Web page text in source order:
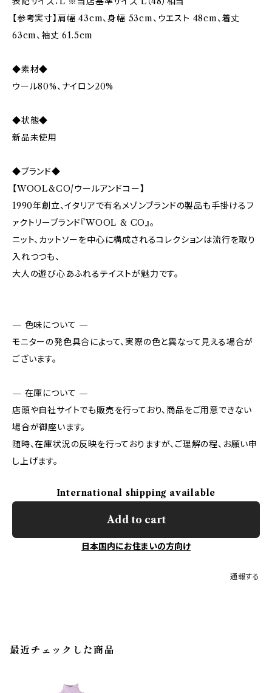
【参考実寸】肩幅 43cm、身幅 53cm、ウエスト 48cm、着丈
63cm、袖丈 61.5cm
◆素材◆
ウール80%、ナイロン20%
◆状態◆
新品未使用
◆ブランド◆
【WOOL&CO/ウールアンドコー】
1990年創立、イタリアで有名メゾンブランドの製品も手掛けるフ
ァクトリーブランド『WOOL & CO』。
ニット、カットソーを中心に構成されるコレクションは流行を取り
入れつつも、
大人の遊び心あふれるテイストが魅力です。
— 色味について —
モニターの発色具合によって、実際の色と異なって見える場合が
ございます。
— 在庫について —
店頭や自社サイトでも販売を行っており、商品をご用意できない
場合が御座います。
随時、在庫状況の反映を行っておりますが、ご理解の程、お願い申
し上げます。
International shipping available
Add to cart
日本国内にお住まいの方向け
通報する
最近チェックした商品